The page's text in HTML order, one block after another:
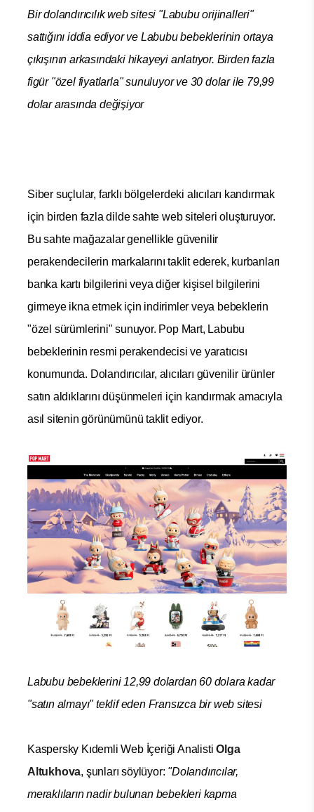
Bir dolandırıcılık web sitesi "Labubu orijinalleri"
sattığını iddia ediyor ve Labubu bebeklerinin ortaya
çıkışının arkasındaki hikayeyi anlatıyor. Birden fazla
figür "özel fiyatlarla" sunuluyor ve 30 dolar ile 79,99
dolar arasında değişiyor
Siber suçlular, farklı bölgelerdeki alıcıları kandırmak
için birden fazla dilde sahte web siteleri oluşturuyor.
Bu sahte mağazalar genellikle güvenilir
perakendecilerin markalarını taklit ederek, kurbanları
banka kartı bilgilerini veya diğer kişisel bilgilerini
girmeye ikna etmek için indirimler veya bebeklerin
"özel sürümlerini" sunuyor. Pop Mart, Labubu
bebeklerinin resmi perakendecisi ve yaratıcısı
konumunda. Dolandırıcılar, alıcıları güvenilir ürünler
satın aldıklarını düşünmeleri için kandırmak amacıyla
asıl sitenin görünümünü taklit ediyor.
Labubu bebeklerini 12,99 dolardan 60 dolara kadar
"satın almayı" teklif eden Fransızca bir web sitesi
Kaspersky Kıdemli Web İçeriği AnalistiOlga
Altukhova, şunları söylüyor: "Dolandırıcılar,
meraklıların nadir bulunan bebekleri kapma